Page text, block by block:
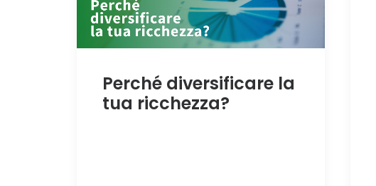
Perché diversificare la
tua ricchezza?